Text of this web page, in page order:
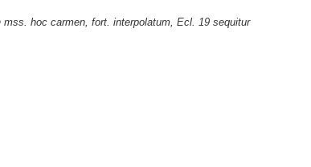
mss. hoc carmen, fort. interpolatum, Ecl. 19 sequitur